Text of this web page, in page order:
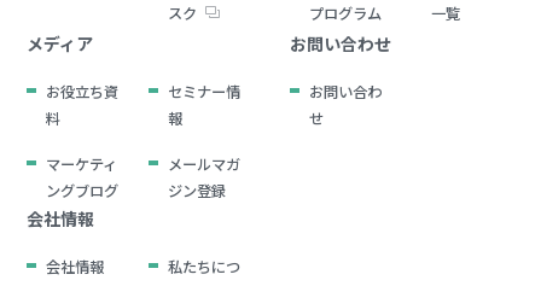
スク
プログラム
一覧
メディア
お役立ち資
料
セミナー情
報
マーケティ
ングブログ
メールマガ
ジン登録
お問い合わせ
お問い合わ
せ
会社情報
会社情報
私たちにつ